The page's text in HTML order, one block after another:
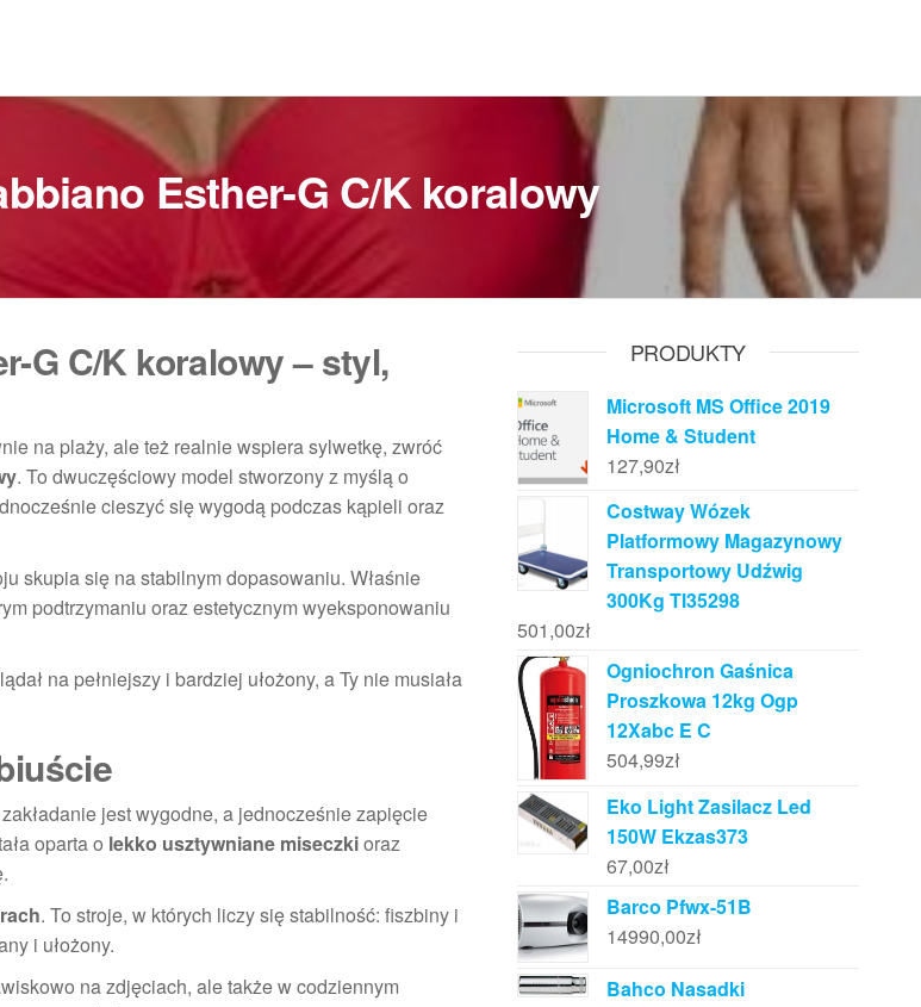
Esther-G C/K koralowy
G C/K koralowy – styl,
na plaży, ale też realnie wspiera sylwetkę, zwróć
. To dwuczęściowy model stworzony z myślą o
cieszyć się wygodą podczas kąpieli oraz
skupia się na stabilnym dopasowaniu. Właśnie
podtrzymaniu oraz estetycznym wyeksponowaniu
na pełniejszy i bardziej ułożony, a Ty nie musiała
jest wygodne, a jednocześnie zapięcie
oparta o lekko usztywniane miseczkioraz
. To stroje, w których liczy się stabilność: fiszbiny i
i ułożony.
na zdjęciach, ale także w codziennym
PRODUKTY
Microsoft MS Office 2019
Home & Student
127,90zł
Costway Wózek
Platformowy Magazynowy
Transportowy Udźwig
300Kg Tl35298
501,00zł
Ogniochron Gaśnica
Proszkowa 12kg Ogp
12Xabc E C
504,99zł
Eko Light Zasilacz Led
150W Ekzas373
67,00zł
Barco Pfwx-51B
14990,00zł
Bahco Nasadki